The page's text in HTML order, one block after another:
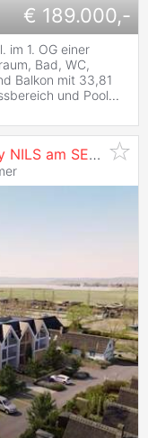
€ 189.000,-
im 1. OG einer
Bad, WC,
Balkon mit 33,81
und Pool...
SEE (provisionsfrei)